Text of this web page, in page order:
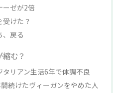
ーゼが2倍
けた？
、戻る
む？
リアン生活6年で体調不良
続けたヴィーガンをやめた人